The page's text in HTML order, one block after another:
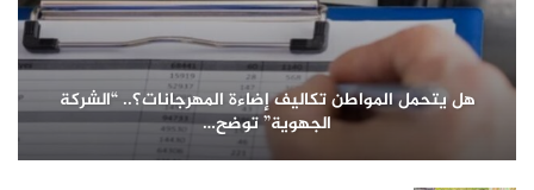
هل يتحمل المواطن تكاليف إضاءة المهرجانات؟.. “الشركة
الجهوية” توضح…